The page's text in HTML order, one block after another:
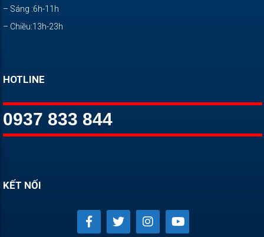
– Sáng :6h-11h
– Chiều:13h-23h
HOTLINE
0937 833 844
KẾT NỐI